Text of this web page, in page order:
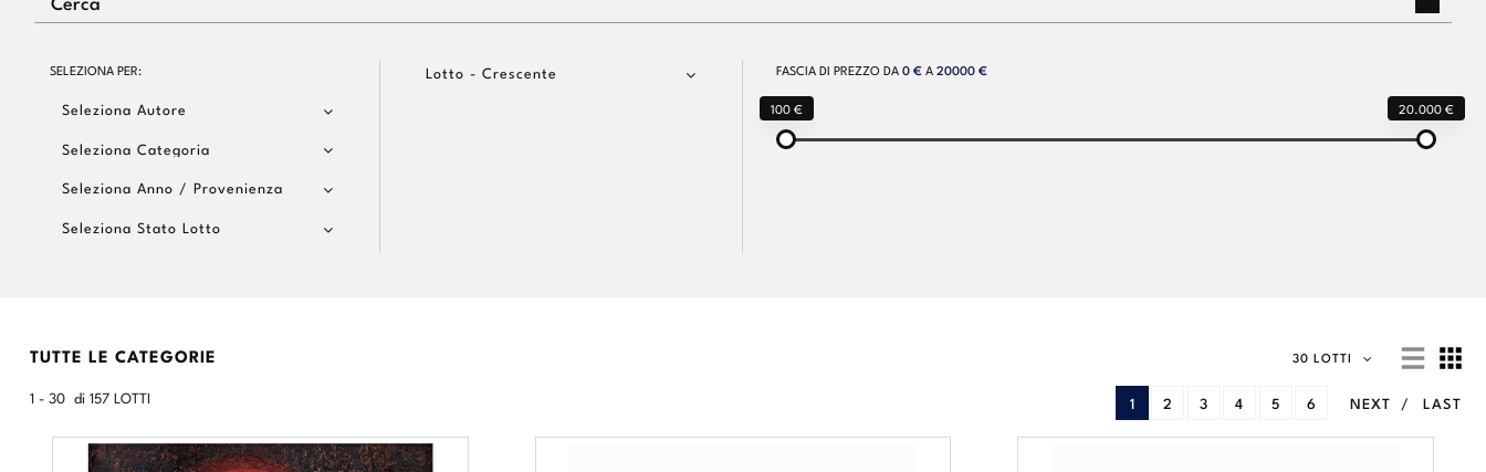
SELEZIONA PER:
Seleziona Autore
Seleziona Categoria
Seleziona Anno / Provenienza
Seleziona Stato Lotto
FASCIA DI PREZZO DA0 €A20000 €
100 € 20.000 €
Lotto - Crescente
TUTTE LE CATEGORIE 30 LOTTI
1 - 30 di 157 LOTTI 1 2 3 4 5 6 NEXT LAST